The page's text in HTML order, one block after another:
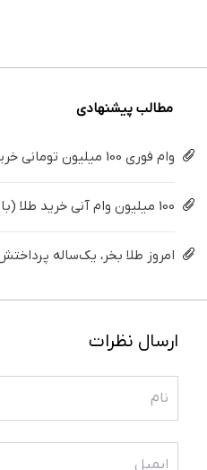
کن
مطالب پیشنهادی
وام فوری 100 میلیون تومانی خرید طلا (بدون ضامن)
100 میلیون وام آنی خرید طلا (بازپرداخت 12 ماهه)
امروز طلا بخر، یک‌ساله
ارسال نظرات